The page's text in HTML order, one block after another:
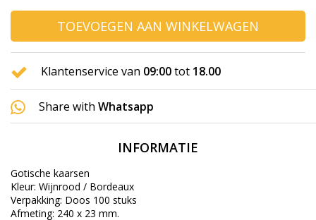
TOEVOEGEN AAN WINKELWAGEN
Klantenservice van 09:00tot 18.00
Share with Whatsapp
INFORMATIE
Gotische kaarsen
Kleur: Wijnrood / Bordeaux
Verpakking: Doos 100 stuks
Afmeting: 240 x 23 mm.